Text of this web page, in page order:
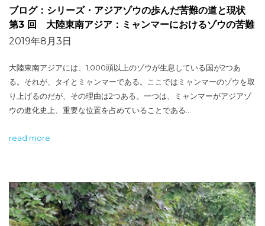
ブログ：シリーズ・アジアゾウの歩んだ苦難の道と現状
第3 回 大陸東南アジア：ミャンマーにおけるゾウの苦難
2019年8月3日
大陸東南アジアには、1,000頭以上のゾウが生息している国が2つあ
る。それが、タイとミャンマーである。ここではミャンマーのゾウを取
り上げるのだが、その理由は2つある。一つは、ミャンマーがアジアゾ
ウの進化史上、重要な位置を占めていることである…
read more